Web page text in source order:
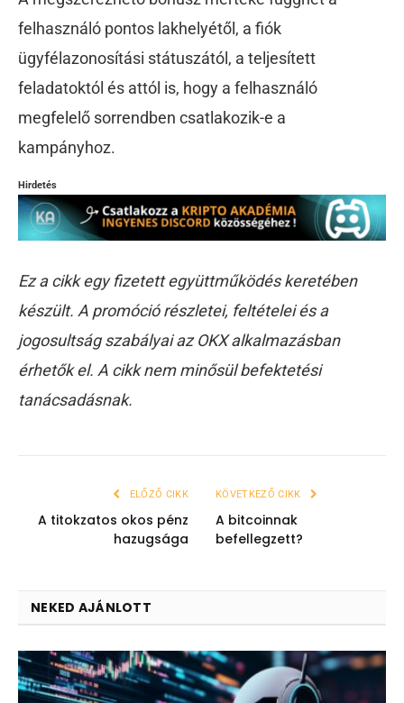
felhasználó pontos lakhelyétől, a fiók
ügyfélazonosítási státuszától, a teljesített
feladatoktól és attól is, hogy a felhasználó
megfelelő sorrendben csatlakozik-e a
kampányhoz.
Hirdetés
Ez a cikk egy fizetett együttműködés keretében
készült. A promóció részletei, feltételei és a
jogosultság szabályai az OKX alkalmazásban
érhetők el. A cikk nem minősül befektetési
tanácsadásnak.
ELŐZŐ CIKK
A titokzatos okos pénz
hazugsága
KÖVETKEZŐ CIKK
A bitcoinnak
befellegzett?
NEKED AJÁNLOTT